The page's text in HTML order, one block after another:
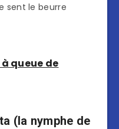
sent le beurre
à queue de
(la nymphe de